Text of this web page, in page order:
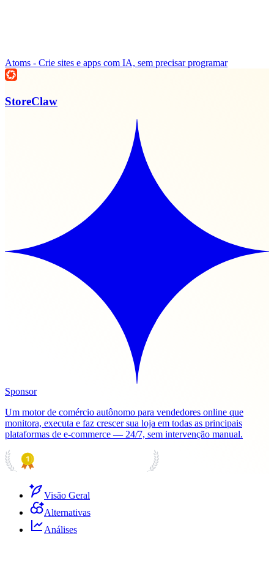
Atoms - Crie sites e apps com IA, sem precisar programar
StoreClaw
Sponsor
Um motor de comércio autônomo para vendedores online que
monitora, executa e faz crescer sua loja em todas as principais
plataformas de e-commerce — 24/7, sem intervenção manual.
Visão Geral
Alternativas
Análises